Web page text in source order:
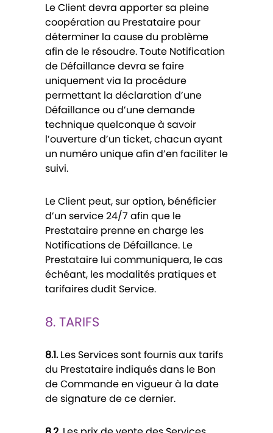
Le Client devra apporter sa pleine
coopération au Prestataire pour
déterminer la cause du problème
afin de le résoudre. Toute Notification
de Défaillance devra se faire
uniquement via la procédure
permettant la déclaration d’une
Défaillance ou d’une demande
technique quelconque à savoir
l’ouverture d’un ticket, chacun ayant
un numéro unique afin d’en faciliter le
suivi.
Le Client peut, sur option, bénéficier
d’un service 24/7 afin que le
Prestataire prenne en charge les
Notifications de Défaillance. Le
Prestataire lui communiquera, le cas
échéant, les modalités pratiques et
tarifaires dudit Service.
8. TARIFS
8.1.Les Services sont fournis aux tarifs
du Prestataire indiqués dans le Bon
de Commande en vigueur à la date
de signature de ce dernier.